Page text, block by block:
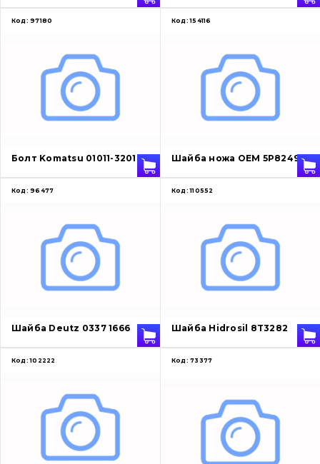
Код: 97180
Болт Komatsu 01011-32010
Код: 154116
Шайба ножа OEM 5P8249
Код: 96477
Шайба Deutz 0337 1666
Код: 110552
Шайба Hidrosil 8T3282
Код: 102222 Код: 73377